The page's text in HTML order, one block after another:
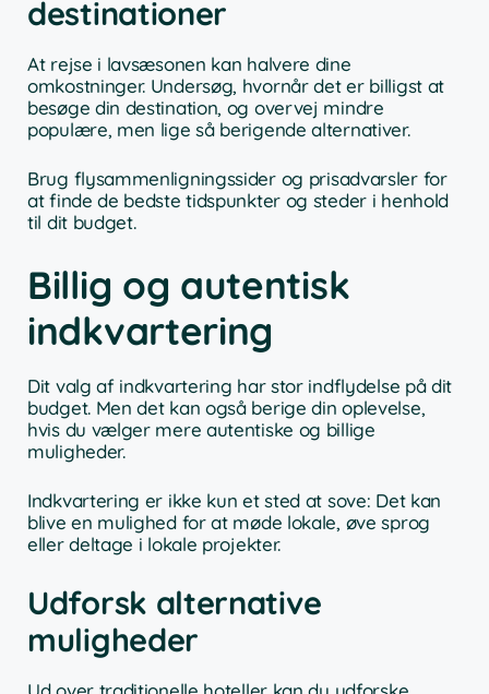
destinationer
At rejse i lavsæsonen kan halvere dine
omkostninger. Undersøg, hvornår det er billigst at
besøge din destination, og overvej mindre
populære, men lige så berigende alternativer.
Brug flysammenligningssider og prisadvarsler for
at finde de bedste tidspunkter og steder i henhold
til dit budget.
Billig og autentisk
indkvartering
Dit valg af indkvartering har stor indflydelse på dit
budget. Men det kan også berige din oplevelse,
hvis du vælger mere autentiske og billige
muligheder.
Indkvartering er ikke kun et sted at sove: Det kan
blive en mulighed for at møde lokale, øve sprog
eller deltage i lokale projekter.
Udforsk alternative
muligheder